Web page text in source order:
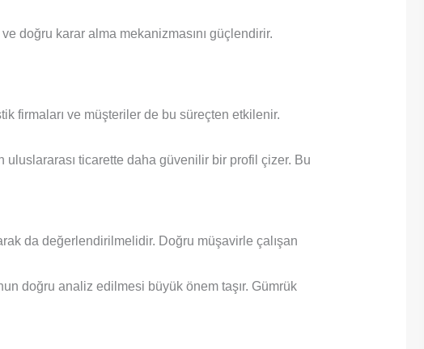
doğru karar alma mekanizmasını güçlendirir.
firmaları ve müşteriler de bu süreçten etkilenir.
ticarette daha güvenilir bir profil çizer. Bu
da değerlendirilmelidir. Doğru müşavirle çalışan
doğru analiz edilmesi büyük önem taşır. Gümrük